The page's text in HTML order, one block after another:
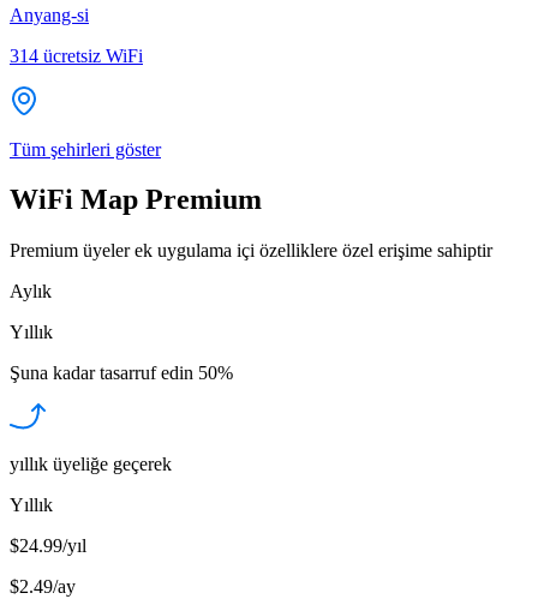
Anyang-si
314 ücretsiz WiFi
Tüm şehirleri göster
WiFi Map Premium
Premium üyeler ek uygulama içi özelliklere özel erişime sahiptir
Aylık
Yıllık
Şuna kadar tasarruf edin 50%
yıllık üyeliğe geçerek
Yıllık
$24.99/yıl
$2.49/ay